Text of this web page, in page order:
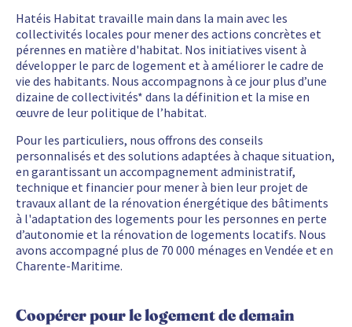
Hatéis Habitat travaille main dans la main avec les
collectivités locales pour mener des actions concrètes et
pérennes en matière d'habitat. Nos initiatives visent à
développer le parc de logement et à améliorer le cadre de
vie des habitants. Nous accompagnons à ce jour plus d’une
dizaine de collectivités* dans la définition et la mise en
œuvre de leur politique de l’habitat.
Pour les particuliers, nous offrons des conseils
personnalisés et des solutions adaptées à chaque situation,
en garantissant un accompagnement administratif,
technique et financier pour mener à bien leur projet de
travaux allant de la rénovation énergétique des bâtiments
à l'adaptation des logements pour les personnes en perte
d’autonomie et la rénovation de logements locatifs. Nous
avons accompagné plus de 70 000 ménages en Vendée et en
Charente-Maritime.
Coopérer pour le logement de demain